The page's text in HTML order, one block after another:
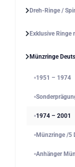
Dreh-Ringe /
Exklusive Ringe
Münzringe
1951 – 1974
1974 – 2001
Münzringe /5
Anhänger